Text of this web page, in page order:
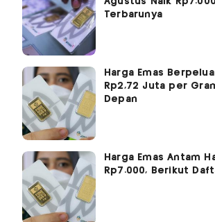
Terbarunya
Harga Emas
Rp2,72 Juta per
Depan
Harga Emas Antam
Rp7.000, Berikut